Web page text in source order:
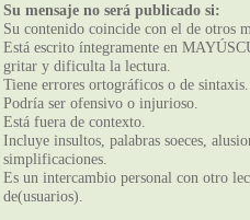
Su mensaje no será publicado si:
Su contenido coincide con el de otros
Está escrito íntegramente en
gritar y dificulta la lectura.
Tiene errores ortográficos o de sintaxis.
Podría ser ofensivo o injurioso.
Está fuera de contexto.
Incluye insultos, palabras soeces,
simplificaciones.
Es un intercambio personal con otro
de(usuarios).